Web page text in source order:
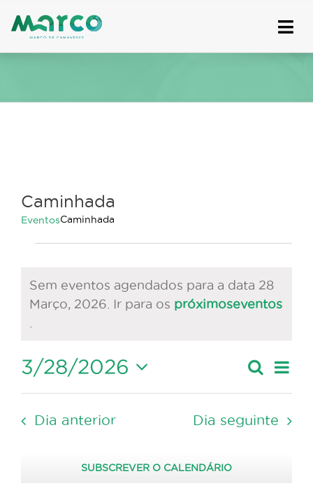
to
Caminhada
EventosCaminhada
28
Março,
2026
Aviso
Sem eventos agendados para a data 28
Março, 2026. Ir para os próximoseventos
Navegação
de
pesquisa
Dia
3/28/2026
Selecione
data.
Dia anterior Dia seguinte
SUBSCREVER O CALENDÁRIO